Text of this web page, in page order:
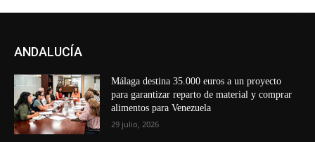
ANDALUCÍA
Málaga destina 35.000 euros a un proyecto
para garantizar reparto de material y comprar
alimentos para Venezuela
29 julio, 2026